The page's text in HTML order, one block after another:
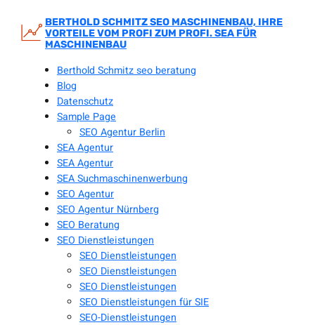
Inhalt
springen
BERTHOLD SCHMITZ SEO MASCHINENBAU, IHRE
VORTEILE VOM PROFI ZUM PROFI. SEA FÜR
MASCHINENBAU
Berthold Schmitz seo beratung
Blog
Datenschutz
Sample Page
SEO Agentur Berlin
SEA Agentur
SEA Agentur
SEA Suchmaschinenwerbung
SEO Agentur
SEO Agentur Nürnberg
SEO Beratung
SEO Dienstleistungen
SEO Dienstleistungen
SEO Dienstleistungen
SEO Dienstleistungen
SEO Dienstleistungen für SIE
SEO-Dienstleistungen